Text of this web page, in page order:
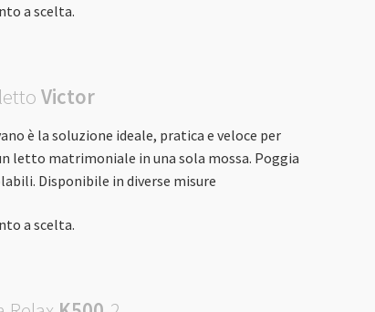
a scelta.
Victor
è la soluzione ideale, pratica e veloce per
letto matrimoniale in una sola mossa. Poggia
Disponibile in diverse misure
a scelta.